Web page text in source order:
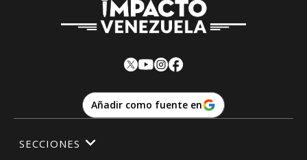
Añadir como fuente en
SECCIONES